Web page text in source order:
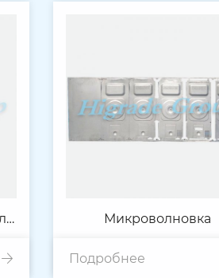
Микроволновка
Подробнее